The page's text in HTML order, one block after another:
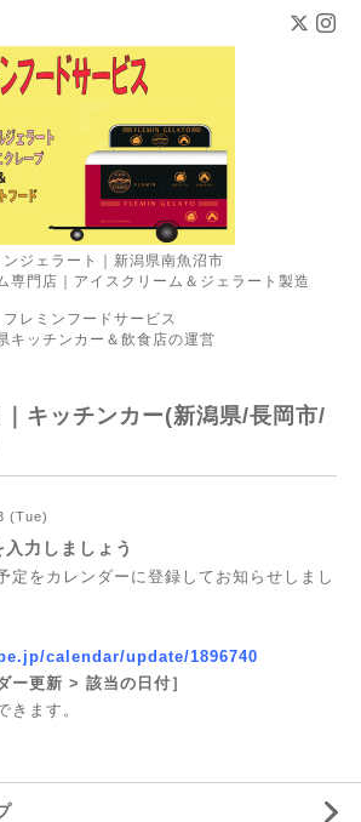
ンジェラート｜新潟県南魚沼市
専門店｜アイスクリーム＆ジェラート製造
フレミンフードサービス
キッチンカー＆飲食店の運営
キッチンカー(新潟県/長岡市/
(Tue)
力しましょう
定をカレンダーに登録してお知らせしまし
calendar/update/1896740
ー更新 > 該当の日付］
きます。